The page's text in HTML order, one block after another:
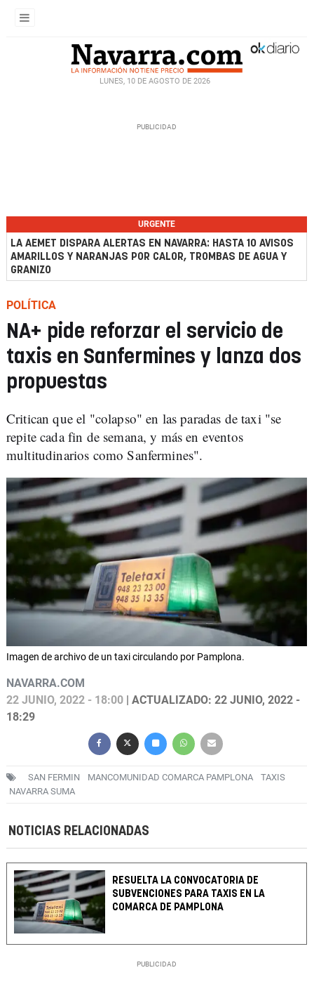
LUNES, 10 DE AGOSTO DE 2026
URGENTE
LA AEMET DISPARA ALERTAS EN NAVARRA: HASTA 10 AVISOS
AMARILLOS Y NARANJAS POR CALOR, TROMBAS DE AGUA Y
GRANIZO
POLÍTICA
NA+ pide reforzar el servicio de
taxis en Sanfermines y lanza dos
propuestas
Critican que el "colapso" en las paradas de taxi "se
repite cada fin de semana, y más en eventos
multitudinarios como Sanfermines".
Imagen de archivo de un taxi circulando por Pamplona.
NAVARRA.COM
22 JUNIO, 2022 - 18:00 | ACTUALIZADO: 22 JUNIO, 2022 -
18:29
SAN FERMIN MANCOMUNIDAD COMARCA PAMPLONA
TAXIS
NAVARRA SUMA
NOTICIAS RELACIONADAS
RESUELTA LA CONVOCATORIA DE
SUBVENCIONES PARA TAXIS EN LA
COMARCA DE PAMPLONA